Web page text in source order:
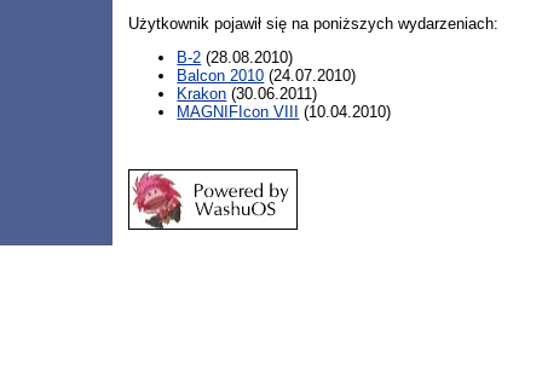
Użytkownik pojawił się na poniższych wydarzeniach:
B-2 (28.08.2010)
Balcon 2010 (24.07.2010)
Krakon (30.06.2011)
MAGNIFIcon VIII
(10.04.2010)